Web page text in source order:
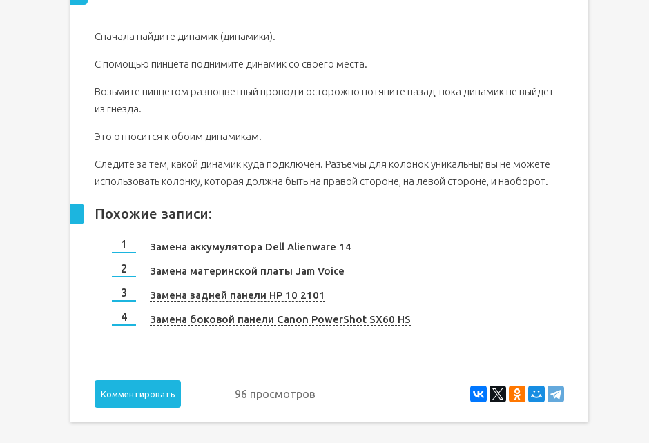
Сначала найдите динамик (динамики).
С помощью пинцета поднимите динамик со своего места.
Возьмите пинцетом разноцветный провод и осторожно потяните назад, пока динамик не выйдет
из гнезда.
Это относится к обоим динамикам.
Следите за тем, какой динамик куда подключен. Разъемы для колонок уникальны; вы не можете
использовать колонку, которая должна быть на правой стороне, на левой стороне, и наоборот.
Похожие записи:
Замена аккумулятора Dell Alienware 14
Замена материнской платы Jam Voice
Замена задней панели HP 10 2101
Замена боковой панели Canon PowerShot SX60 HS
Комментировать 96 просмотров